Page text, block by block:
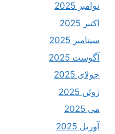
نوامبر 2025
اکتبر 2025
سپتامبر 2025
آگوست 2025
جولای 2025
ژوئن 2025
می 2025
آوریل 2025